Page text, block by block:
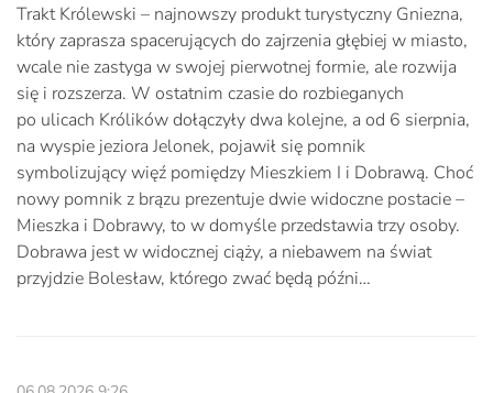
Trakt Królewski – najnowszy produkt turystyczny Gniezna,
który zaprasza spacerujących do zajrzenia głębiej w miasto,
wcale nie zastyga w swojej pierwotnej formie, ale rozwija
się i rozszerza. W ostatnim czasie do rozbieganych
po ulicach Królików dołączyły dwa kolejne, a od 6 sierpnia,
na wyspie jeziora Jelonek, pojawił się pomnik
symbolizujący więź pomiędzy Mieszkiem I i Dobrawą. Choć
nowy pomnik z brązu prezentuje dwie widoczne postacie –
Mieszka i Dobrawy, to w domyśle przedstawia trzy osoby.
Dobrawa jest w widocznej ciąży, a niebawem na świat
przyjdzie Bolesław, którego zwać będą późni…